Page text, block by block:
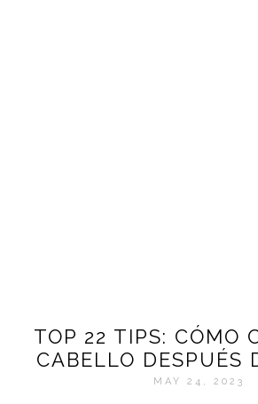
TOP 22 TIPS: CÓMO
CABELLO DESPUÉS
MAY 24, 2023